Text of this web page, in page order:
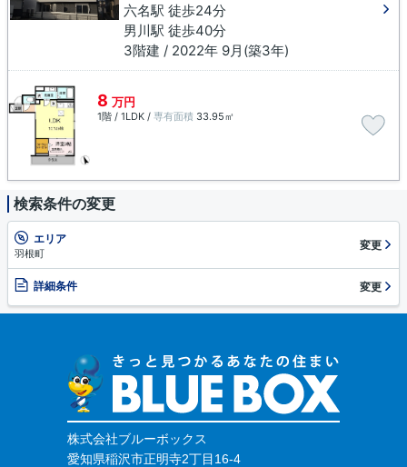
六名駅 徒歩24分
男川駅 徒歩40分
3階建 / 2022年 9月(築3年)
8 万円
1階 / 1LDK / 専有面積 33.95㎡
検索条件の変更
エリア
羽根町
変更
詳細条件 変更
株式会社ブルーボックス
愛知県稲沢市正明寺2丁目16-4